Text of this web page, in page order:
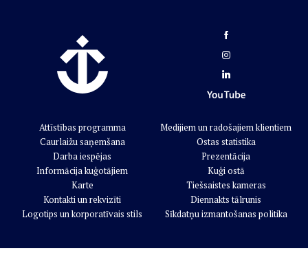
Attīstības programma
Caurlaižu saņemšana
Darba iespējas
Informācija kuģotājiem
Karte
Kontakti un rekvizīti
Logotips un korporatīvais stils
Medijiem un radošajiem klientiem
Ostas statistika
Prezentācija
Kuģi ostā
Tiešsaistes kameras
Diennakts tālrunis
Sīkdatņu izmantošanas politika